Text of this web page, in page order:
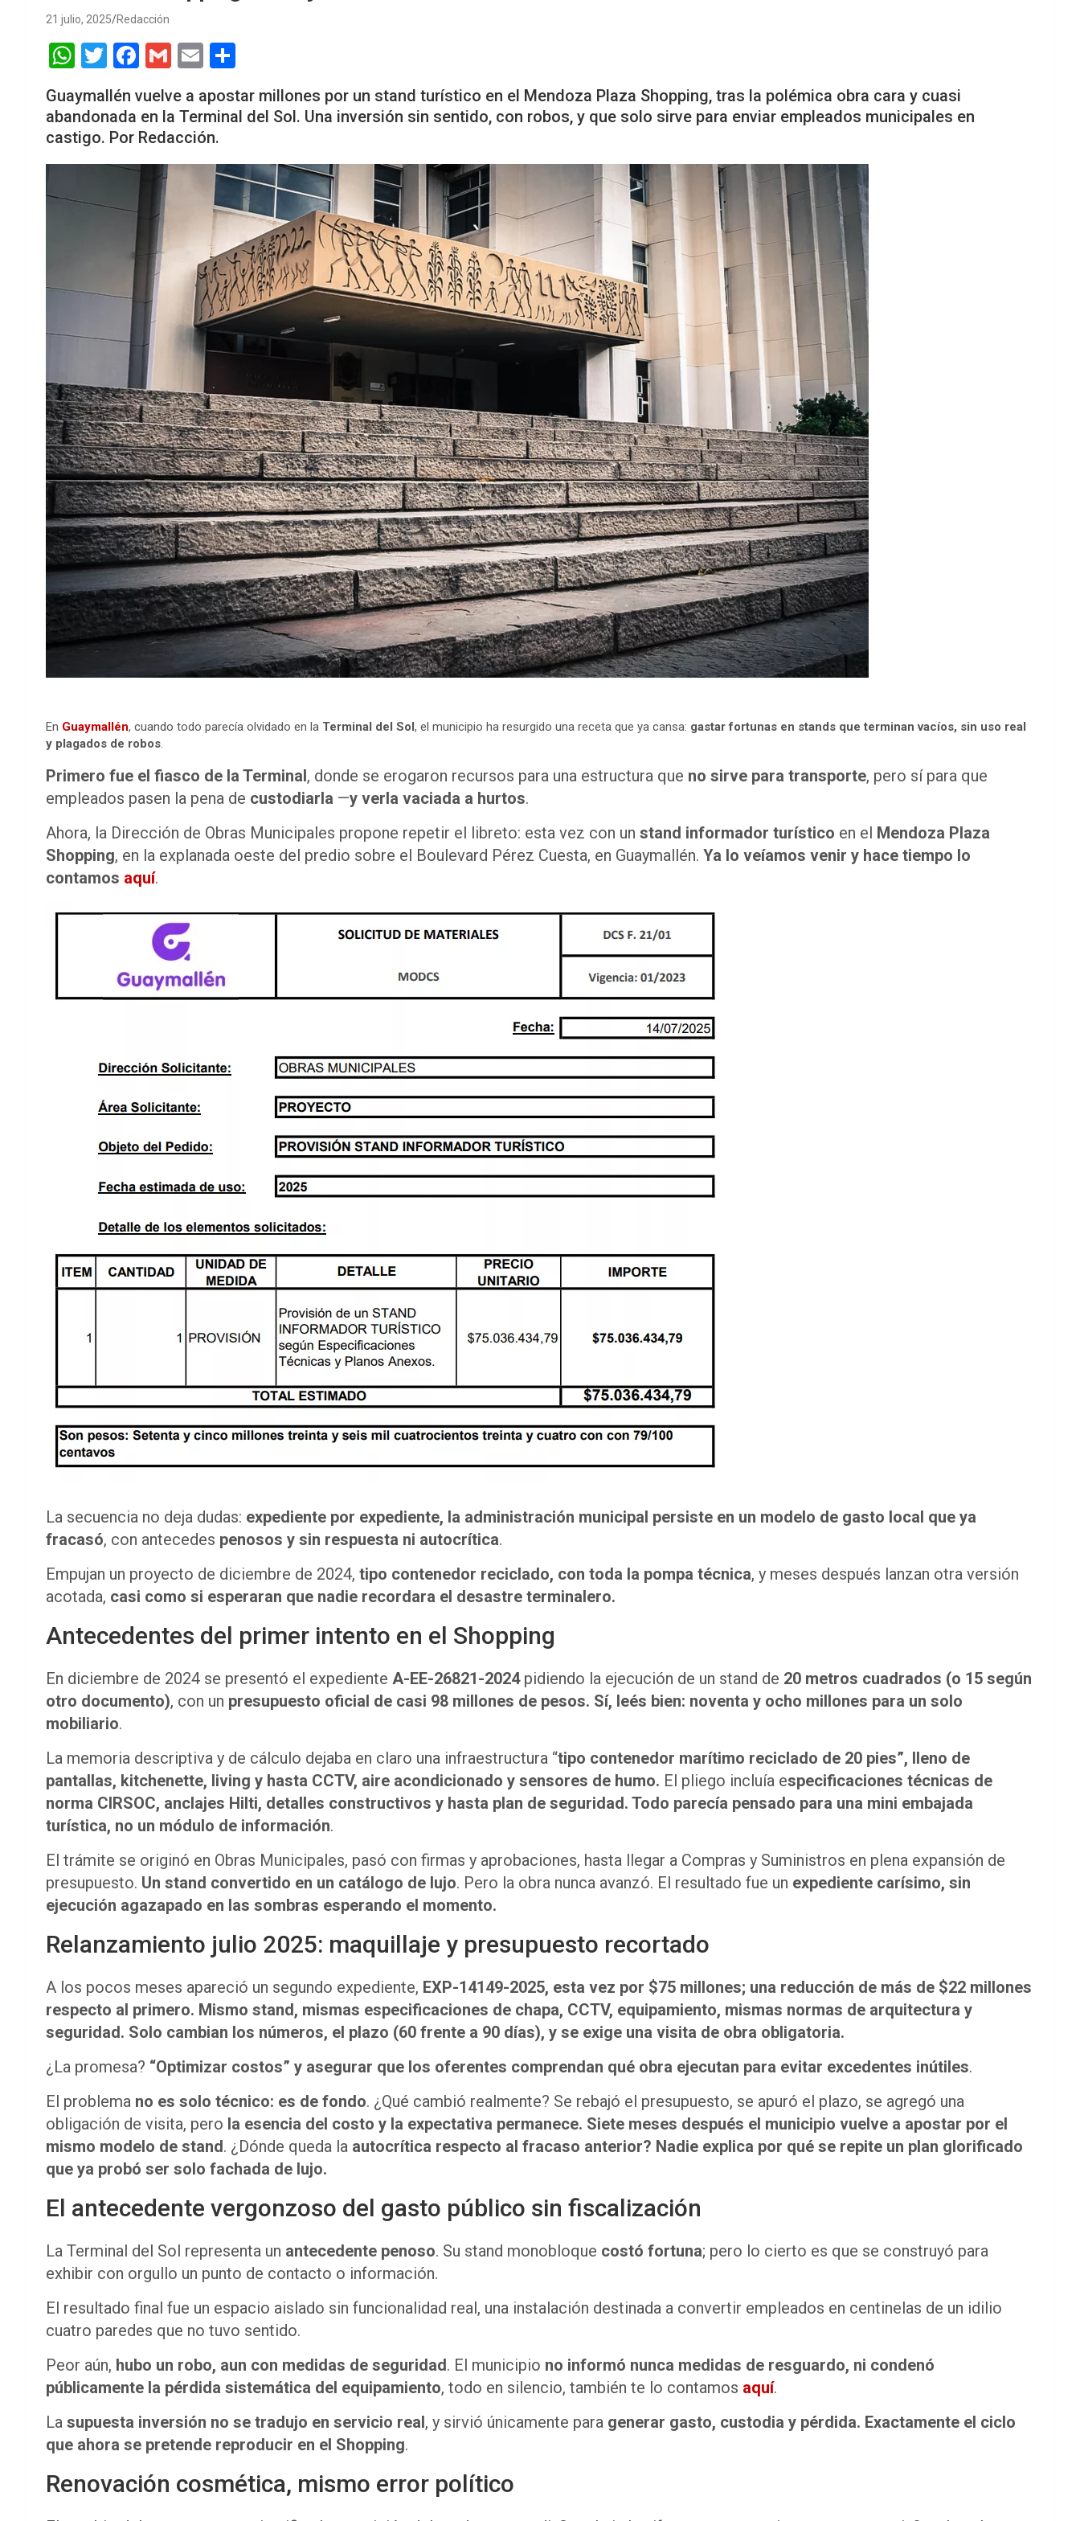
21 julio, 2025 Redacción
W
at
s
A
p
T
wi
tt
er
F
ce
b
o
o
G
ail
E
ail ar
e
Guaymallén vuelve a apostar millones por un stand turístico en el Mendoza Plaza Shopping, tras la polémica obra cara y cuasi
abandonada en la Terminal del Sol. Una inversión sin sentido, con robos, y que solo sirve para enviar empleados municipales en
castigo. Por Redacción.
En Guaymallén, cuando todo parecía olvidado en la Terminal del Sol, el municipio ha resurgido una receta que ya cansa: gastar fortunas en stands que terminan vacíos, sin uso real
y plagados de robos.
Primero fue el fiasco de la Terminal, donde se erogaron recursos para una estructura que no sirve para transporte, pero sí para que
empleados pasen la pena de custodiarla —y verla vaciada a hurtos.
Ahora, la Dirección de Obras Municipales propone repetir el libreto: esta vez con un stand informador turístico en el Mendoza Plaza
Shopping, en la explanada oeste del predio sobre el Boulevard Pérez Cuesta, en Guaymallén. Ya lo veíamos venir y hace tiempo lo
contamos aquí.
La secuencia no deja dudas: expediente por expediente, la administración municipal persiste en un modelo de gasto local que ya
fracasó, con antecedes penosos y sin respuesta ni autocrítica.
Empujan un proyecto de diciembre de 2024, tipo contenedor reciclado, con toda la pompa técnica, y meses después lanzan otra versión
acotada, casi como si esperaran que nadie recordara el desastre terminalero.
Antecedentes del primer intento en el Shopping
En diciembre de 2024 se presentó el expediente A-EE-26821-2024pidiendo la ejecución de un stand de 20 metros cuadrados (o 15 según
otro documento), con un presupuesto oficial de casi 98 millones de pesos. Sí, leés bien: noventa y ocho millones para un solo
mobiliario.
La memoria descriptiva y de cálculo dejaba en claro una infraestructura “tipo contenedor marítimo reciclado de 20 pies”, lleno de
pantallas, kitchenette, living y hasta CCTV, aire acondicionado y sensores de humo. El pliego incluía especificaciones técnicas de
norma CIRSOC, anclajes Hilti, detalles constructivos y hasta plan de seguridad. Todo parecía pensado para una mini embajada
turística, no un módulo de información.
El trámite se originó en Obras Municipales, pasó con firmas y aprobaciones, hasta llegar a Compras y Suministros en plena expansión de
presupuesto. Un stand convertido en un catálogo de lujo. Pero la obra nunca avanzó. El resultado fue un expediente carísimo, sin
ejecución agazapado en las sombras esperando el momento.
Relanzamiento julio 2025: maquillaje y presupuesto recortado
A los pocos meses apareció un segundo expediente, EXP-14149-2025, esta vez por $75 millones; una reducción de más de $22 millones
respecto al primero. Mismo stand, mismas especificaciones de chapa, CCTV, equipamiento, mismas normas de arquitectura y
seguridad. Solo cambian los números, el plazo (60 frente a 90 días), y se exige una visita de obra obligatoria.
¿La promesa? “Optimizar costos” y asegurar que los oferentes comprendan qué obra ejecutan para evitar excedentes inútiles.
El problema no es solo técnico: es de fondo. ¿Qué cambió realmente? Se rebajó el presupuesto, se apuró el plazo, se agregó una
obligación de visita, pero la esencia del costo y la expectativa permanece. Siete meses después el municipio vuelve a apostar por el
mismo modelo de stand. ¿Dónde queda la autocrítica respecto al fracaso anterior? Nadie explica por qué se repite un plan glorificado
que ya probó ser solo fachada de lujo.
El antecedente vergonzoso del gasto público sin fiscalización
La Terminal del Sol representa un antecedente penoso. Su stand monobloque costó fortuna; pero lo cierto es que se construyó para
exhibir con orgullo un punto de contacto o información.
El resultado final fue un espacio aislado sin funcionalidad real, una instalación destinada a convertir empleados en centinelas de un idilio
cuatro paredes que no tuvo sentido.
Peor aún, hubo un robo, aun con medidas de seguridad. El municipio no informó nunca medidas de resguardo, ni condenó
públicamente la pérdida sistemática del equipamiento, todo en silencio, también te lo contamos aquí.
La supuesta inversión no se tradujo en servicio real, y sirvió únicamente para generar gasto, custodia y pérdida. Exactamente el ciclo
que ahora se pretende reproducir en el Shopping.
Renovación cosmética, mismo error político